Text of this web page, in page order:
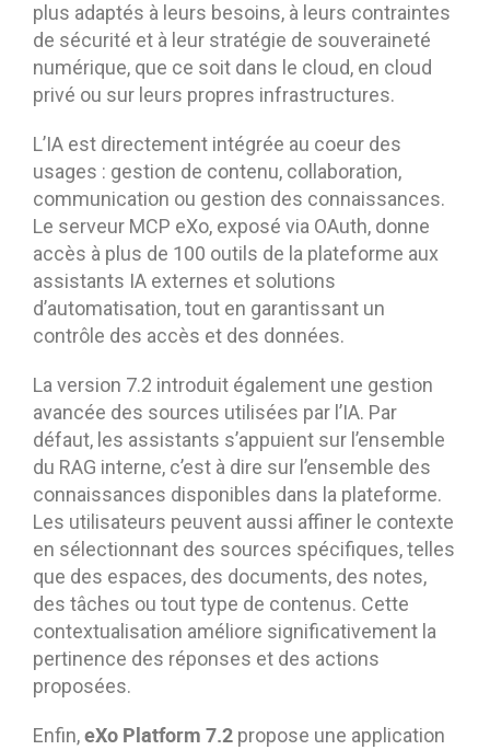
plus adaptés à leurs besoins, à leurs contraintes
de sécurité et à leur stratégie de souveraineté
numérique, que ce soit dans le cloud, en cloud
privé ou sur leurs propres infrastructures.
L’IA est directement intégrée au coeur des
usages : gestion de contenu, collaboration,
communication ou gestion des connaissances.
Le serveur MCP eXo, exposé via OAuth, donne
accès à plus de 100 outils de la plateforme aux
assistants IA externes et solutions
d’automatisation, tout en garantissant un
contrôle des accès et des données.
La version 7.2 introduit également une gestion
avancée des sources utilisées par l’IA. Par
défaut, les assistants s’appuient sur l’ensemble
du RAG interne, c’est à dire sur l’ensemble des
connaissances disponibles dans la plateforme.
Les utilisateurs peuvent aussi affiner le contexte
en sélectionnant des sources spécifiques, telles
que des espaces, des documents, des notes,
des tâches ou tout type de contenus. Cette
contextualisation améliore significativement la
pertinence des réponses et des actions
proposées.
Enfin,eXo Platform 7.2 propose une application